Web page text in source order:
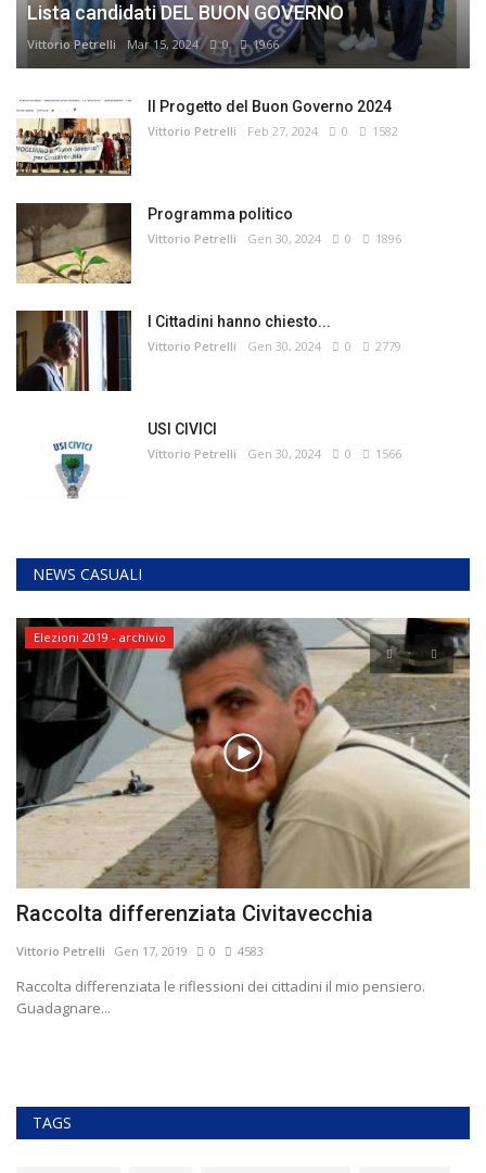
Lista candidati DEL BUON GOVERNO
Vittorio Petrelli Mar 15, 2024 0 1966
Il Progetto del Buon Governo 2024
Vittorio Petrelli Feb 27, 2024 0 1582
Programma politico
Vittorio Petrelli Gen 30, 2024 0 1896
I Cittadini hanno chiesto...
Vittorio Petrelli Gen 30, 2024 0 2779
USI CIVICI
Vittorio Petrelli Gen 30, 2024 0 1566
NEWS CASUALI
Elezioni 2019 - archivio
Raccolta differenziata Civitavecchia
Vittorio Petrelli Gen 17, 2019 0 4583
Raccolta differenziata le riflessioni dei cittadini il mio pensiero.
Guadagnare...
TAGS